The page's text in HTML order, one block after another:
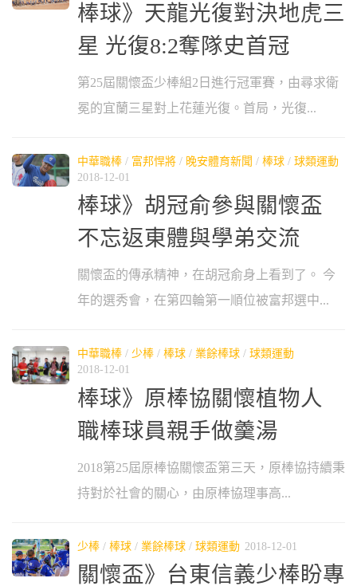
棒球》天龍光復對決地虎三
星 光復8:2奪隊史首冠
第25屆關懷盃少棒組2日進行冠軍賽，由尋求衛
冕的宜蘭三星對上花蓮光復。首局，光復...
中華職棒 / 富邦悍將 / 晚安體育新聞 / 棒球 / 球類運動
2018-12-01
棒球》胡冠俞參與關懷盃
不忘返東體與學弟交流
關懷盃的傳承精神，在胡冠俞身上看到了。 今
年的選秀會，在第四輪第一順位被富邦選中...
中華職棒 / 少棒 / 棒球 / 業餘棒球 / 球類運動
2018-12-01
棒球》原棒協關懷植物人
職棒球員親手做羹湯
2018第25屆原棒協關懷盃第三天，原棒協持續秉
持對於社會的關心，由原棒協理事高...
少棒 / 棒球 / 業餘棒球 / 球類運動 2018-12-01
關懷盃》台東信義少棒盼專